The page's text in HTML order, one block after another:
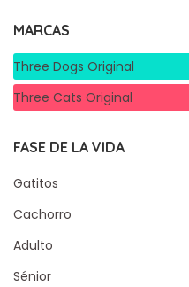
MARCAS
Three Dogs Original
Three Cats Original
FASE DE LA VIDA
Gatitos
Cachorro
Adulto
Sénior